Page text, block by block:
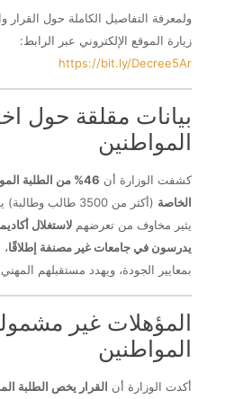
ولمعرفة التفاصيل الكاملة حول القرار
زيارة الموقع الإلكتروني عبر الرابط:
https://bit.ly/Decree5Ar
بيانات مقلقة حول
المواطنين
كشفت الوزارة أن
46% من الطلبة
الخاصة (أكثر من 3500 طالب وطالبة) يدرسون في
يثير مخاوف من تعرضهم لاستغلال
يدرسون في جامعات غير مصنفة إطلاقًا
بمعايير الجودة، ويهدد مستقبلهم
المؤهلات غير
المواطنين
أكدت الوزارة أن القرار يخص الطلبة